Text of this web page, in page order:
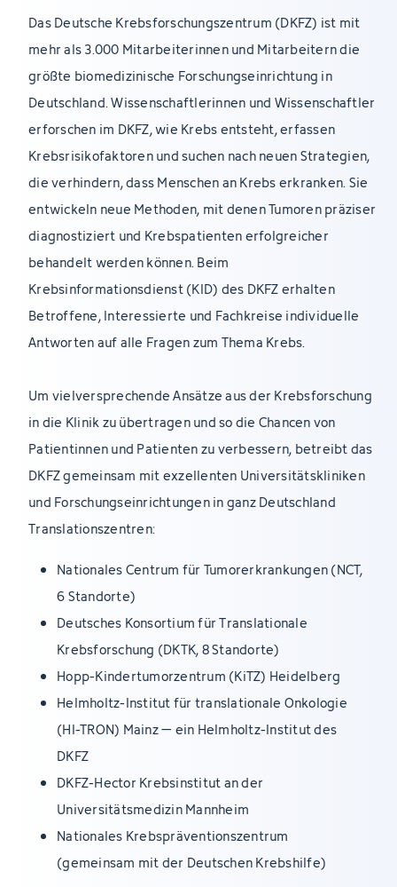
Das Deutsche Krebsforschungszentrum (DKFZ) ist mit
mehr als 3.000 Mitarbeiterinnen und Mitarbeitern die
größte biomedizinische Forschungseinrichtung in
Deutschland. Wissenschaftlerinnen und Wissenschaftler
erforschen im DKFZ, wie Krebs entsteht, erfassen
Krebsrisikofaktoren und suchen nach neuen Strategien,
die verhindern, dass Menschen an Krebs erkranken. Sie
entwickeln neue Methoden, mit denen Tumoren präziser
diagnostiziert und Krebspatienten erfolgreicher
behandelt werden können. Beim
Krebsinformationsdienst (KID) des DKFZ erhalten
Betroffene, Interessierte und Fachkreise individuelle
Antworten auf alle Fragen zum Thema Krebs.
Um vielversprechende Ansätze aus der Krebsforschung
in die Klinik zu übertragen und so die Chancen von
Patientinnen und Patienten zu verbessern, betreibt das
DKFZ gemeinsam mit exzellenten Universitätskliniken
und Forschungseinrichtungen in ganz Deutschland
Translationszentren:
Nationales Centrum für Tumorerkrankungen (NCT,
6 Standorte)
Deutsches Konsortium für Translationale
Krebsforschung (DKTK, 8 Standorte)
Hopp-Kindertumorzentrum (KiTZ) Heidelberg
Helmholtz-Institut für translationale Onkologie
(HI-TRON) Mainz – ein Helmholtz-Institut des
DKFZ
DKFZ-Hector Krebsinstitut an der
Universitätsmedizin Mannheim
Nationales Krebspräventionszentrum
(gemeinsam mit der Deutschen Krebshilfe)